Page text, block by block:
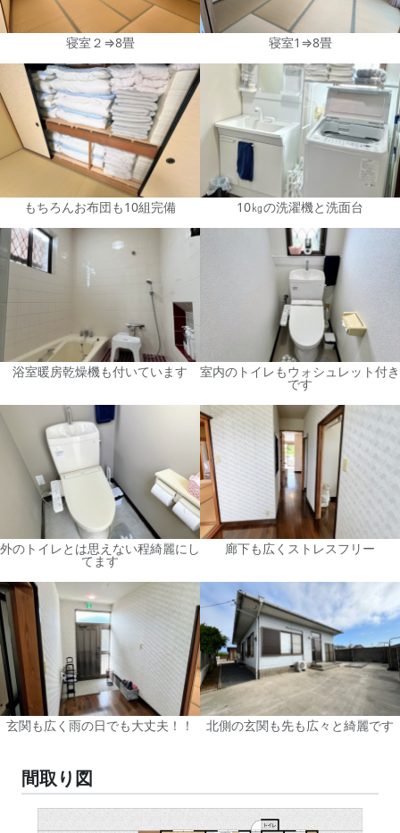
寝室２⇒8畳 寝室1⇒8畳
もちろんお布団も10組完備 10㎏の洗濯機と洗面台
浴室暖房乾燥機も付いています 室内のトイレもウォシュレット付き
です
外のトイレとは思えない程綺麗にし
てます
廊下も広くストレスフリー
玄関も広く雨の日でも大丈夫！！ 北側の玄関も先も広々と綺麗です
間取り図